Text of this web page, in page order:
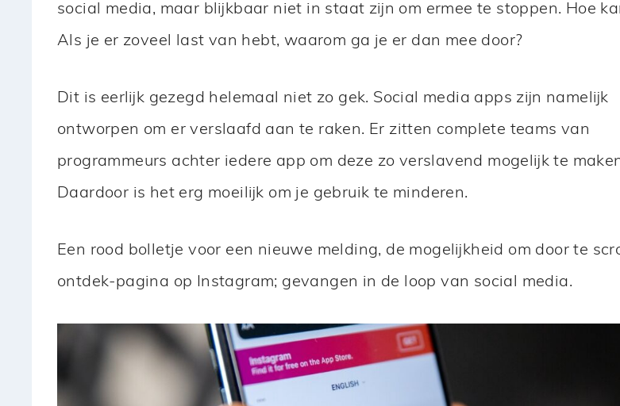
social media, maar blijkbaar niet in staat zijn om ermee te stoppen. Hoe
Als je er zoveel last van hebt, waarom ga je er dan mee door?
Dit is eerlijk gezegd helemaal niet zo gek. Social media apps zijn namelijk
ontworpen om er verslaafd aan te raken. Er zitten complete teams van
programmeurs achter iedere app om deze zo verslavend mogelijk te
Daardoor is het erg moeilijk om je gebruik te minderen.
Een rood bolletje voor een nieuwe melding, de mogelijkheid om door te
ontdek-pagina op Instagram; gevangen in de loop van social media.